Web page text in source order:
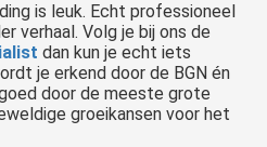
is leuk. Echt professioneel
verhaal. Volg je bij ons de
dan kun je echt iets
je erkend door de BGN én
door de meeste grote
groeikansen voor het